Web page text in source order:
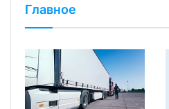
Главное